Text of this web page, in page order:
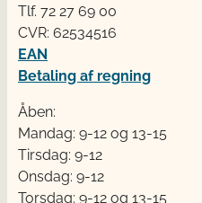
Tlf. 72 2​​​7 69 00
CVR: 62534516
EAN
Betaling af regning
Åben:
Mandag: 9-12 og 13-15
Tirsdag: 9-12
Onsdag: 9-12
Torsdag: 9-12 og 13-15